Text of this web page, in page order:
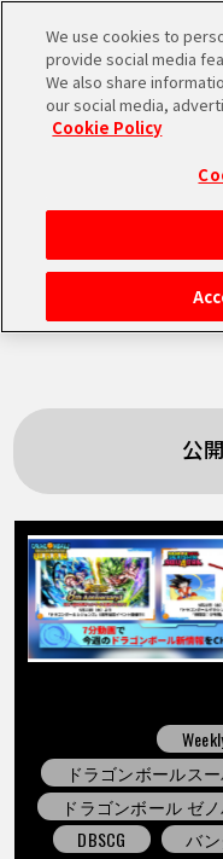
HOME
NEWS
RANKING
MOVIE
COLUMNS
ABOUT
JP
EN FR
「
の検索
公
ドラゴンボールス
ドラゴンボール ゼ
DBSCG
バ
We use cookies to
provide social media
We also share
our social media,
Cookie Policy